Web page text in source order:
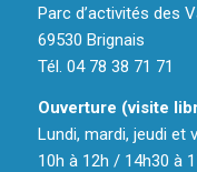
Parc d’activités des
69530 Brignais
Tél. 04 78 38 71 71
Ouverture (visite
Lundi, mardi, jeudi et
10h à 12h / 14h30 à